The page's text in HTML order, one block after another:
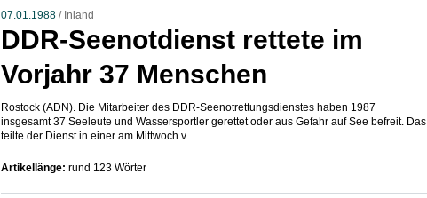
07.01.1988/ Inland
DDR-Seenotdienst rettete im
Vorjahr 37 Menschen
Rostock (ADN). Die Mitarbeiter des DDR-Seenotrettungsdienstes haben 1987
insgesamt 37 Seeleute und Wassersportler gerettet oder aus Gefahr auf See befreit. Das
teilte der Dienst in einer am Mittwoch v...
Artikellänge: rund 123 Wörter